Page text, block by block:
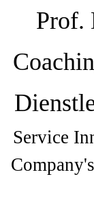
Prof.
Service